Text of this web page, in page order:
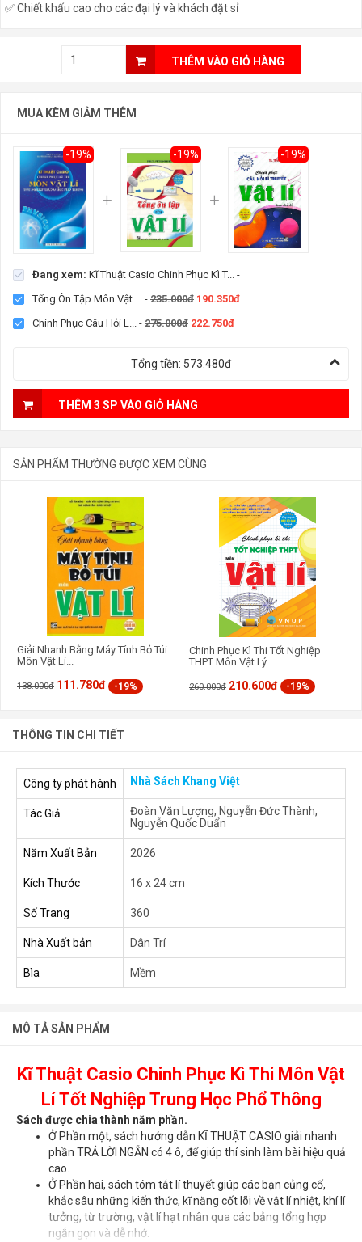
✅ Chiết khấu cao cho các đại lý và khách đặt sỉ
THÊM VÀO GIỎ HÀNG
MUA KÈM GIẢM THÊM
-19% -19% -19%
Đang xem: Kĩ Thuật Casio Chinh Phục Kì T... -
Tổng Ôn Tập Môn Vật ... - 235.000đ 190.350đ
Chinh Phục Câu Hỏi L... - 275.000đ 222.750đ
Tổng tiền: 573.480đ
THÊM 3 SP VÀO GIỎ HÀNG
SẢN PHẨM THƯỜNG ĐƯỢC XEM CÙNG
Giải Nhanh Bằng Máy Tính Bỏ Túi
Môn Vật Lí...
138.000đ 111.780đ -19%
Chinh Phục Kì Thi Tốt Nghiệp
THPT Môn Vật Lý...
260.000đ 210.600đ -19%
THÔNG TIN CHI TIẾT
Công ty phát hành Nhà Sách Khang Việt
Tác Giả
Đoàn Văn Lượng, Nguyễn Đức Thành,
Nguyễn Quốc Duẩn
Năm Xuất Bản 2026
Kích Thước 16 x 24 cm
Số Trang 360
Nhà Xuất bản Dân Trí
Bìa Mềm
MÔ TẢ SẢN PHẨM
Kĩ Thuật Casio Chinh Phục Kì Thi Môn Vật
Lí Tốt Nghiệp Trung Học Phổ Thông
Sách được chia thành năm phần.
Ở Phần một, sách hướng dẫn KĨ THUẬT CASIO giải nhanh
phần TRẢ LỜI NGẪN có 4 ô, để giúp thí sinh làm bài hiệu quả
cao.
Ở Phần hai, sách tóm tắt lí thuyết giúp các bạn củng cố,
khắc sâu những kiến thức, kĩ năng cốt lõi về vật lí nhiệt, khí lí
tưởng, từ trường, vật lí hạt nhân qua các bảng tổng hợp
ngắn gọn và dễ nhớ.